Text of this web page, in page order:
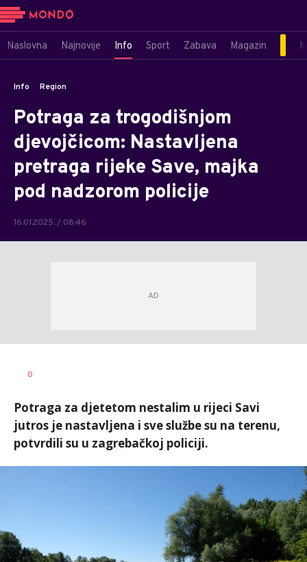
Naslovna Najnovije Info Sport Zabava Magazin
Info Region
Potraga za trogodišnjom
djevojčicom: Nastavljena
pretraga rijeke Save, majka
pod nadzorom policije
16.01.2025. / 08:46
AUTOR
0
Potraga za djetetom nestalim u rijeci Savi
jutros je nastavljena i sve službe su na terenu,
potvrdili su u zagrebačkoj policiji.